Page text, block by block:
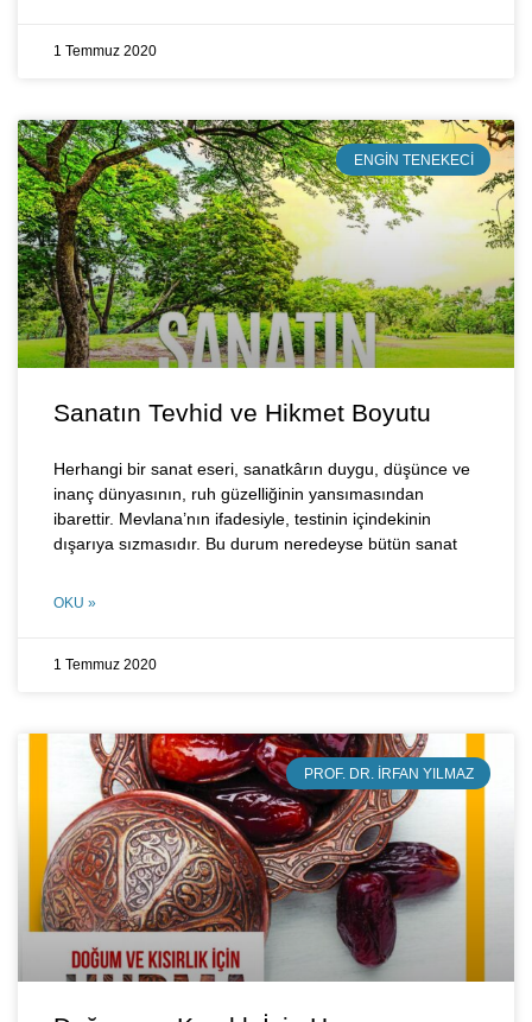
1 Temmuz 2020
ENGIN TENEKECI
Sanatın Tevhid ve Hikmet Boyutu
Herhangi bir sanat eseri, sanatkârın duygu, düşünce ve
inanç dünyasının, ruh güzelliğinin yansımasından
ibarettir. Mevlana’nın ifadesiyle, testinin içindekinin
dışarıya sızmasıdır. Bu durum neredeyse bütün sanat
OKU »
1 Temmuz 2020
PROF. DR. İRFAN YILMAZ